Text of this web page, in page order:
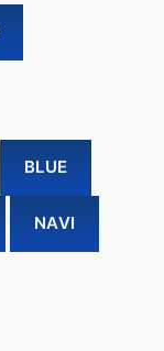
BLUE
NAVI